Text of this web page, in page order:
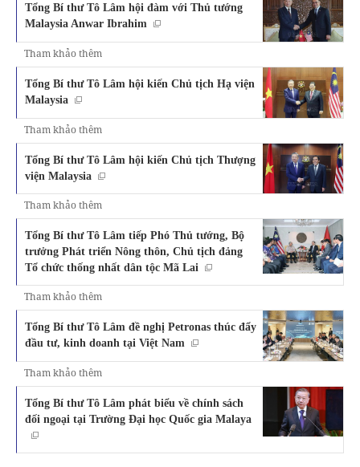
Tổng Bí thư Tô Lâm hội đàm với Thủ tướng
Malaysia Anwar Ibrahim
Tham khảo thêm
Tổng Bí thư Tô Lâm hội kiến Chủ tịch Hạ viện
Malaysia
Tham khảo thêm
Tổng Bí thư Tô Lâm hội kiến Chủ tịch Thượng
viện Malaysia
Tham khảo thêm
Tổng Bí thư Tô Lâm tiếp Phó Thủ tướng, Bộ
trưởng Phát triển Nông thôn, Chủ tịch đảng
Tổ chức thống nhất dân tộc Mã Lai
Tham khảo thêm
Tổng Bí thư Tô Lâm đề nghị Petronas thúc đẩy
đầu tư, kinh doanh tại Việt Nam
Tham khảo thêm
Tổng Bí thư Tô Lâm phát biểu về chính sách
đối ngoại tại Trường Đại học Quốc gia Malaya